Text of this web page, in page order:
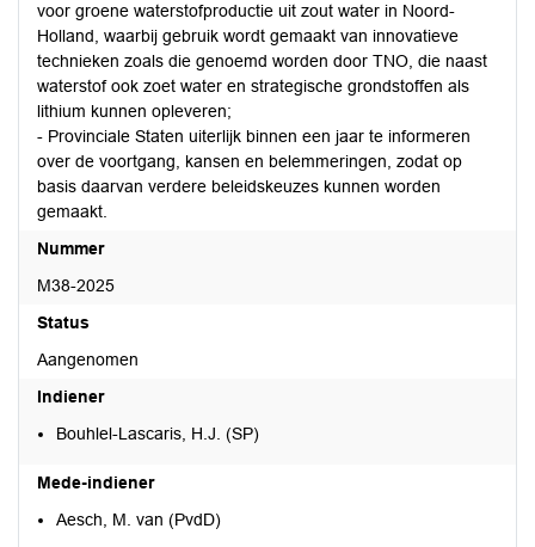
voor groene waterstofproductie uit zout water in Noord-
Holland, waarbij gebruik wordt gemaakt van innovatieve
technieken zoals die genoemd worden door TNO, die naast
waterstof ook zoet water en strategische grondstoffen als
lithium kunnen opleveren;
- Provinciale Staten uiterlijk binnen een jaar te informeren
over de voortgang, kansen en belemmeringen, zodat op
basis daarvan verdere beleidskeuzes kunnen worden
gemaakt.
Nummer
M38-2025
Status
Aangenomen
Indiener
Bouhlel-Lascaris, H.J. (SP)
Mede-indiener
Aesch, M. van (PvdD)